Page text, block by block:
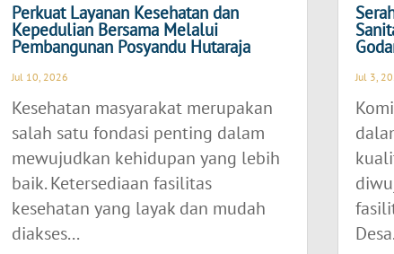
Perkuat Layanan Kesehatan dan
Kepedulian Bersama Melalui
Pembangunan Posyandu Hutaraja
Jul 10, 2026
Kesehatan masyarakat merupakan
salah satu fondasi penting dalam
mewujudkan kehidupan yang lebih
baik. Ketersediaan fasilitas
kesehatan yang layak dan mudah
diakses...
Jul 3,